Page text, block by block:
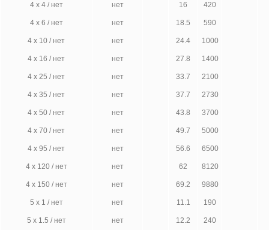
4 х 4 / нет нет 16 420
4 х 6 / нет нет 18.5 590
4 х 10 / нет нет 24.4 1000
4 х 16 / нет нет 27.8 1400
4 х 25 / нет нет 33.7 2100
4 х 35 / нет нет 37.7 2730
4 х 50 / нет нет 43.8 3700
4 х 70 / нет нет 49.7 5000
4 х 95 / нет нет 56.6 6500
4 х 120 / нет нет 62 8120
4 х 150 / нет нет 69.2 9880
5 х 1 / нет нет 11.1 190
5 х 1.5 / нет нет 12.2 240